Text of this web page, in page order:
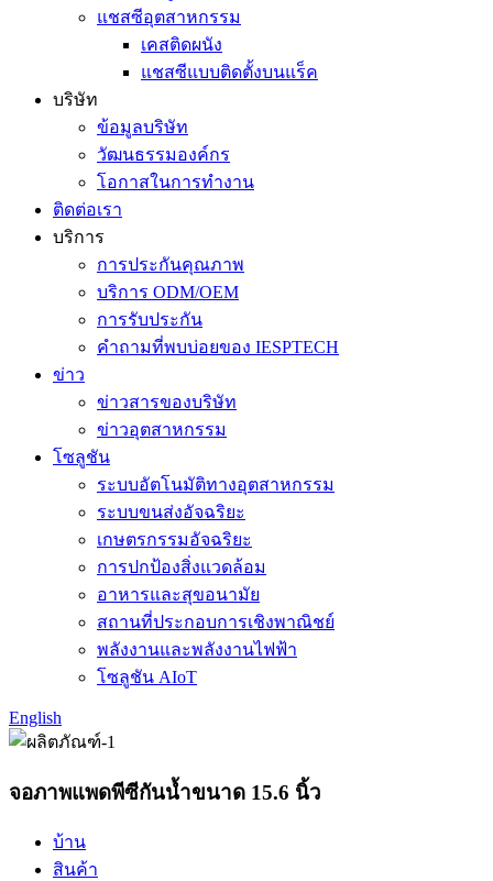
แชสซีอุตสาหกรรม
เคสติดผนัง
แชสซีแบบติดตั้งบนแร็ค
บริษัท
ข้อมูลบริษัท
วัฒนธรรมองค์กร
โอกาสในการทำงาน
ติดต่อเรา
บริการ
การประกันคุณภาพ
บริการ ODM/OEM
การรับประกัน
คำถามที่พบบ่อยของ IESPTECH
ข่าว
ข่าวสารของบริษัท
ข่าวอุตสาหกรรม
โซลูชัน
ระบบอัตโนมัติทางอุตสาหกรรม
ระบบขนส่งอัจฉริยะ
เกษตรกรรมอัจฉริยะ
การปกป้องสิ่งแวดล้อม
อาหารและสุขอนามัย
สถานที่ประกอบการเชิงพาณิชย์
พลังงานและพลังงานไฟฟ้า
โซลูชัน AIoT
English
จอภาพแพดพีซีกันน้ำขนาด 15.6 นิ้ว
บ้าน
สินค้า